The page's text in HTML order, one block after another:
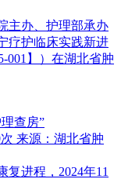
主办、护理部承办
疗护临床实践新进
001】）在湖北省肿
查房”
来源：湖北省肿
复进程，2024年11